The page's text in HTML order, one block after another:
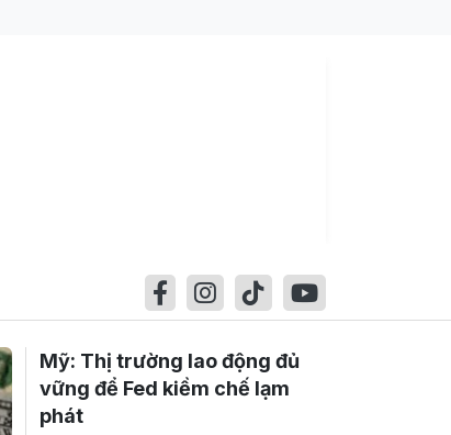
Mỹ: Thị trường lao động đủ
vững để Fed kiềm chế lạm
phát